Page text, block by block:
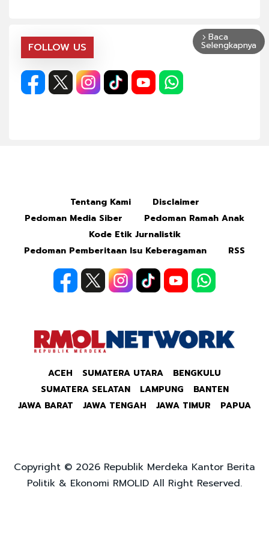
FOLLOW US
arrow_forward_ios Baca
Selengkapnya
Tentang Kami
Disclaimer
Pedoman Media Siber
Pedoman Ramah Anak
Kode Etik Jurnalistik
Pedoman Pemberitaan Isu Keberagaman
RSS
ACEH SUMATERA UTARA
BENGKULU
SUMATERA SELATAN
LAMPUNG
BANTEN
JAWA BARAT
JAWA TENGAH JAWA TIMUR PAPUA
Copyright © 2026 Republik Merdeka Kantor Berita
Politik & Ekonomi RMOLID All Right Reserved.